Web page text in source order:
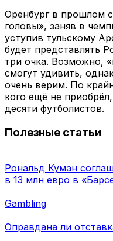
Оренбург в прошлом
головы», заняв в
уступив тульскому
будет представлять
три очка. Возможно,
смогут удивить,
очень верим. По
кого ещё не
десяти футболистов.
Полезные статьи
Рональд Куман
в 13 млн евро в
Gambling
Оправдана ли